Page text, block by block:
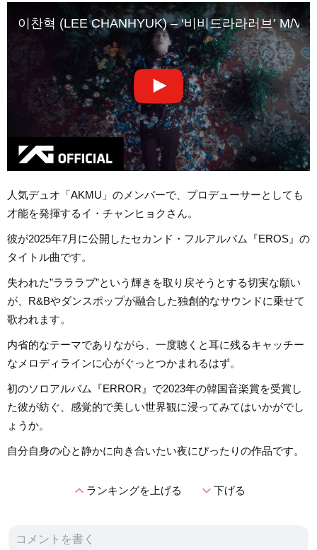
이찬혁 (LEE CHANHYUK) – ‘비비드라라러브’ M/V
人気デュオ「AKMU」のメンバーで、プロデューサーとしても
才能を発揮するイ・チャンヒョクさん。
彼が2025年7月に公開したセカンド・フルアルバム『EROS』の
タイトル曲です。
失われた”ラララブ”という輝きを取り戻そうとする切実な願い
が、R&Bやダンスポップが融合した独創的なサウンドに乗せて
歌われます。
内省的なテーマでありながら、一度聴くと耳に残るキャッチー
なメロディラインに心がぐっとつかまれるはず。
初のソロアルバム『ERROR』で2023年の韓国音楽賞を受賞し
た彼が紡ぐ、感覚的で美しい世界観に浸ってみてはいかがでし
ょうか。
自分自身の心と静かに向き合いたい夜にぴったりの作品です。
expand_lessランキングを上げる expand_more下げる